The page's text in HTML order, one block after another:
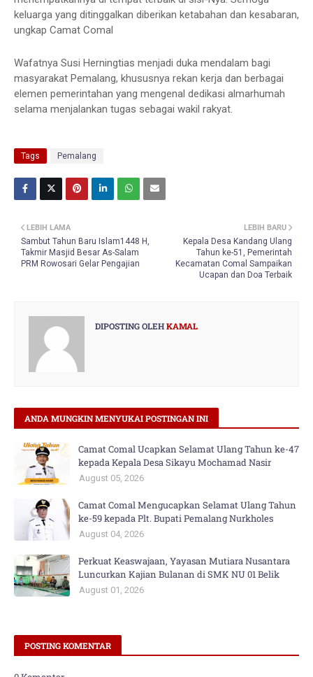
keluarga yang ditinggalkan diberikan ketabahan dan kesabaran,
ungkap Camat Comal
Wafatnya Susi Herningtias menjadi duka mendalam bagi
masyarakat Pemalang, khususnya rekan kerja dan berbagai
elemen pemerintahan yang mengenal dedikasi almarhumah
selama menjalankan tugas sebagai wakil rakyat.
Tags Pemalang
LEBIH BARU
Kepala Desa Kandang Ulang
Tahun ke-51, Pemerintah
Kecamatan Comal Sampaikan
Ucapan dan Doa Terbaik
LEBIH LAMA
Sambut Tahun Baru Islam1448 H,
Takmir Masjid Besar As-Salam
PRM Rowosari Gelar Pengajian
DIPOSTING OLEHKAMAL
ANDA MUNGKIN MENYUKAI POSTINGAN INI
Camat Comal Ucapkan Selamat Ulang Tahun ke-47
kepada Kepala Desa Sikayu Mochamad Nasir
August 05, 2026
Camat Comal Mengucapkan Selamat Ulang Tahun
ke-59 kepada Plt. Bupati Pemalang Nurkholes
August 04, 2026
Perkuat Keaswajaan, Yayasan Mutiara Nusantara
Luncurkan Kajian Bulanan di SMK NU 01 Belik
August 01, 2026
POSTING KOMENTAR